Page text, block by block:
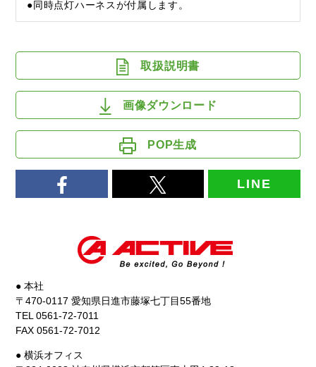
●同時点灯ハーネスが付属します。
取扱説明書
画像ダウンロード
POP生成
LINE
● 本社
〒470-0117 愛知県日進市藤塚七丁目55番地
TEL 0561-72-7011
FAX 0561-72-7012
● 横浜オフィス